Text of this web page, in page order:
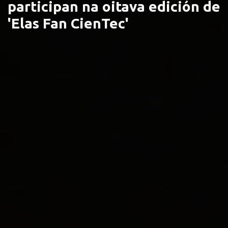
participan na oitava edición de
'Elas Fan CienTec'